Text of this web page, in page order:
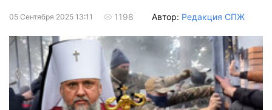
05 Сентября 2025 13:11 1198 Автор: Редакция СПЖ